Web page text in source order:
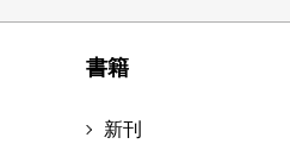
書籍
新刊